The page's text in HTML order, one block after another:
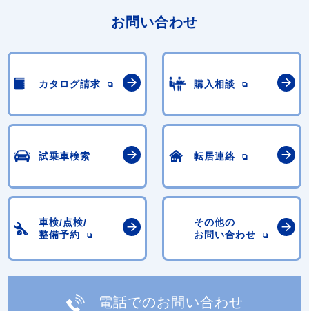
お問い合わせ
カタログ請求 購入相談
試乗車検索 転居連絡
車検/点検/
整備予約
その他の
お問い合わせ
電話でのお問い合わせ